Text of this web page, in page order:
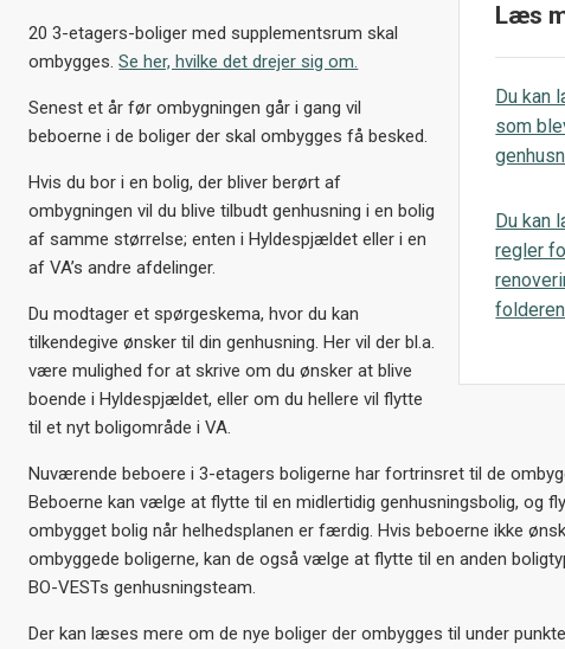
Læs
Du kan
som
Du kan
regler
20 3-etagers-boliger med supplementsrum skal
ombygges.Se her, hvilke det drejer sig om.
Senest et år før ombygningen går i gang vil
beboerne i de boliger der skal ombygges få besked.
Hvis du bor i en bolig, der bliver berørt af
ombygningen vil du blive tilbudt genhusning i en bolig
af samme størrelse; enten i Hyldespjældet eller i en
af VA’s andre afdelinger.
Du modtager et spørgeskema, hvor du kan
tilkendegive ønsker til din genhusning. Her vil der bl.a.
være mulighed for at skrive om du ønsker at blive
boende i Hyldespjældet, eller om du hellere vil flytte
til et nyt boligområde i VA.
Nuværende beboere i 3-etagers boligerne har fortrinsret til de
Beboerne kan vælge at flytte til en midlertidig genhusningsbolig, og
ombygget bolig når helhedsplanen er færdig. Hvis beboerne ikke
ombyggede boligerne, kan de også vælge at flytte til en anden
BO-VESTs genhusningsteam.
Der kan læses mere om de nye boliger der ombygges til under